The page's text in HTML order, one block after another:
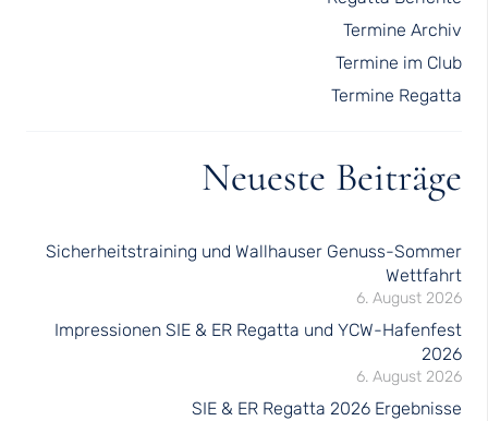
Termine Archiv
Termine im Club
Termine Regatta
Neueste Beiträge
Sicherheitstraining und Wallhauser Genuss-Sommer
Wettfahrt
6. August 2026
Impressionen SIE & ER Regatta und YCW-Hafenfest
2026
6. August 2026
SIE & ER Regatta 2026 Ergebnisse